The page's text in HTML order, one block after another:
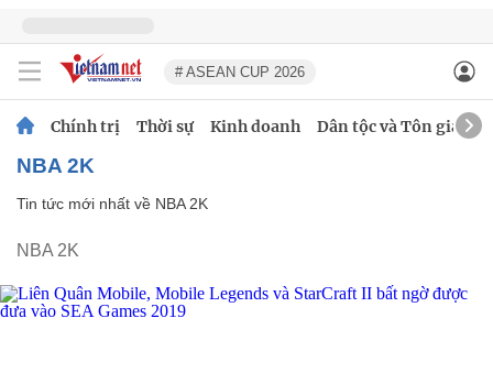
# ASEAN CUP 2026
Chính trị Thời sự Kinh doanh Dân tộc và Tôn giáo
NBA 2K
Tin tức mới nhất về NBA 2K
NBA 2K